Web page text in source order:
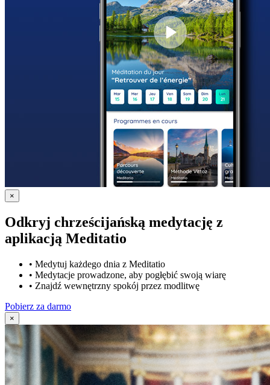
×
Odkryj chrześcijańską medytację z
aplikacją Meditatio
• Medytuj każdego dnia z Meditatio
• Medytacje prowadzone, aby pogłębić swoją wiarę
• Znajdź wewnętrzny spokój przez modlitwę
Pobierz za darmo
×